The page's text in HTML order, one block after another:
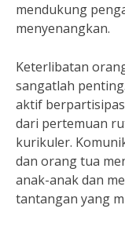
mendukung
menyenangkan.
Keterlibatan
sangatlah
aktif
dari pertemuan
kurikuler.
dan orang tua
anak-anak dan
tantangan yang